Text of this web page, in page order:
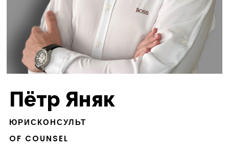
Пётр Яняк
ЮРИСКОНСУЛЬТ
OF COUNSEL